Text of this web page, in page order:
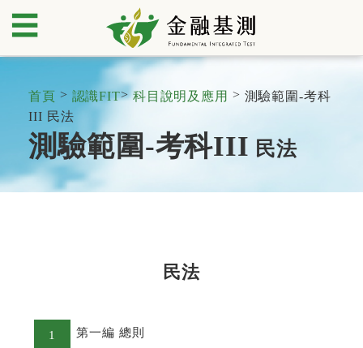
首頁 > 認識FIT>科目說明及應用 > 測驗範圍-考科
III 民法
測驗範圍-考科III 民法
民法
1 第一編 總則
☰